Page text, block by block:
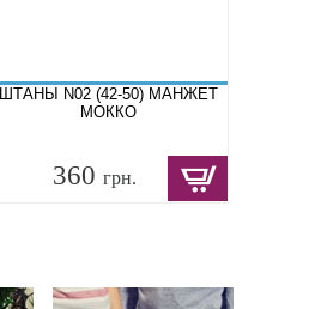
ШТАНЫ N02 (42-50) МАНЖЕТ
МОККО
360 грн.